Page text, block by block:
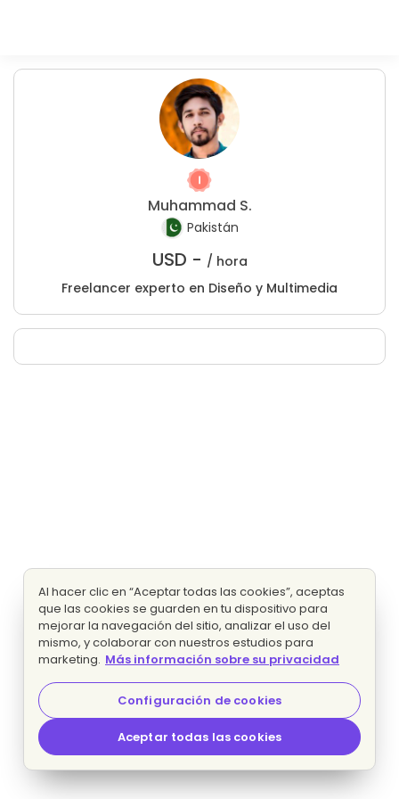
Muhammad S.
Pakistán
USD - / hora
Freelancer experto en Diseño y Multimedia
Al hacer clic en “Aceptar todas las cookies”, aceptas
que las cookies se guarden en tu dispositivo para
mejorar la navegación del sitio, analizar el uso del
mismo, y colaborar con nuestros estudios para
marketing. Más información sobre su privacidad
Configuración de cookies
Aceptar todas las cookies